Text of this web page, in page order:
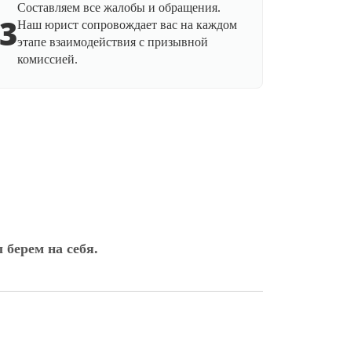
3
Составляем все жалобы и обращения.
Наш юрист сопровождает вас на каждом
этапе взаимодействия с призывной
комиссией.
на себя.